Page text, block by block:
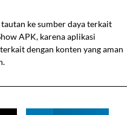
ke sumber daya terkait
APK, karena aplikasi
dengan konten yang aman